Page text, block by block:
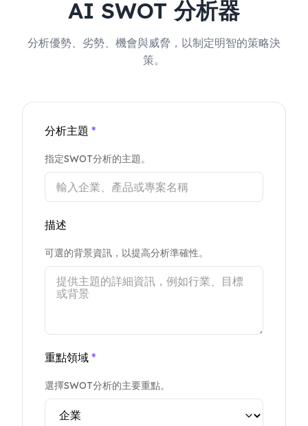
AI SWOT 分析器
分析優勢、劣勢、機會與威脅，以制定明智的策略決
策。
分析主題 *
指定SWOT分析的主題。
描述
可選的背景資訊，以提高分析準確性。
重點領域 *
選擇SWOT分析的主要重點。